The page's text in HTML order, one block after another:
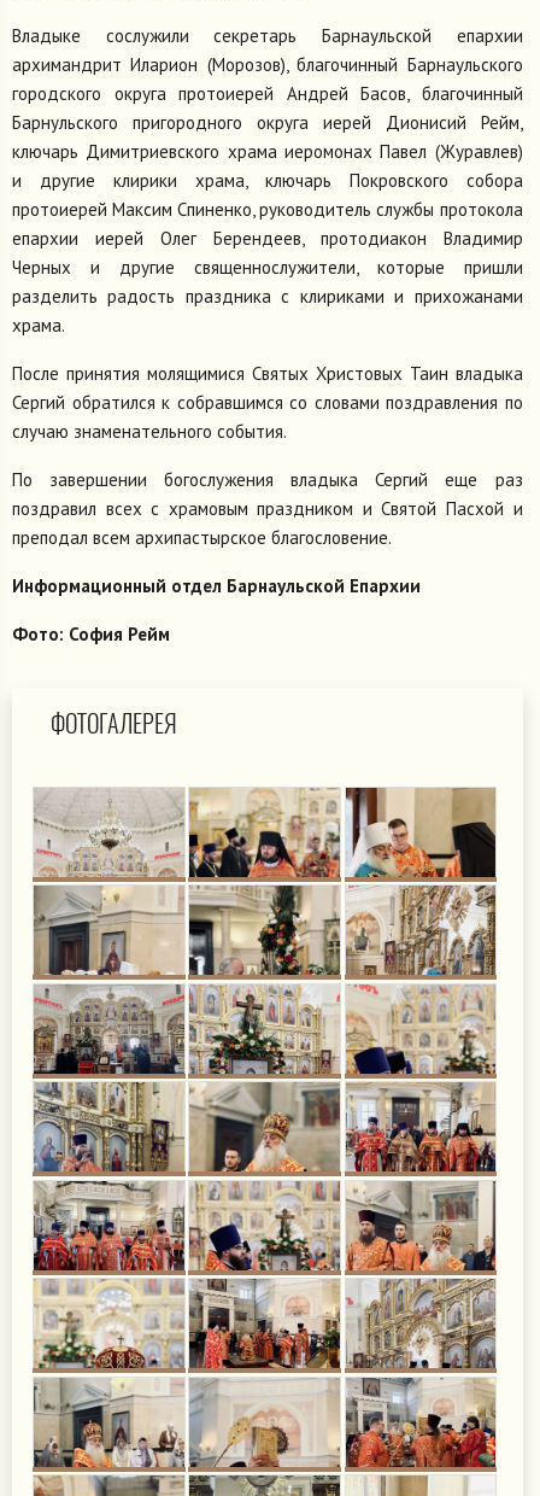
Владыке сослужили секретарь Барнаульской епархии
архимандрит Иларион (Морозов), благочинный Барнаульского
городского округа протоиерей Андрей Басов, благочинный
Барнульского пригородного округа иерей Дионисий Рейм,
ключарь Димитриевского храма иеромонах Павел (Журавлев)
и другие клирики храма, ключарь Покровского собора
протоиерей Максим Спиненко, руководитель службы протокола
епархии иерей Олег Берендеев, протодиакон Владимир
Черных и другие священнослужители, которые пришли
разделить радость праздника с клириками и прихожанами
храма.
После принятия молящимися Святых Христовых Таин владыка
Сергий обратился к собравшимся со словами поздравления по
случаю знаменательного события.
По завершении богослужения владыка Сергий еще раз
поздравил всех с храмовым праздником и Святой Пасхой и
преподал всем архипастырское благословение.
Информационный отдел Барнаульской Епархии
Фото: София Рейм
ФОТОГАЛЕРЕЯ